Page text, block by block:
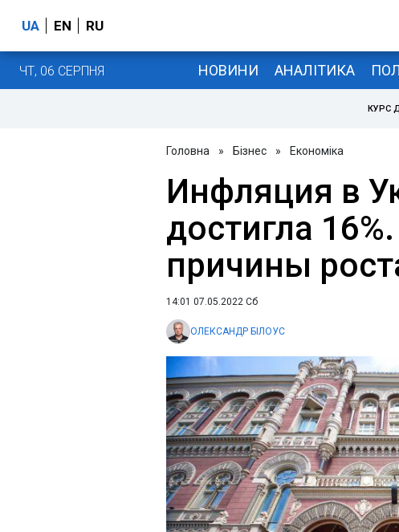
UA EN RU
ЧТ, 06 СЕРПНЯ НОВИНИ АНАЛІТИКА
КУРС
Головна » Бізнес » Економіка
Инфляция в
достигла
причины
14:01 07.05.2022 Сб
ОЛЕКСАНДР БІЛОУС